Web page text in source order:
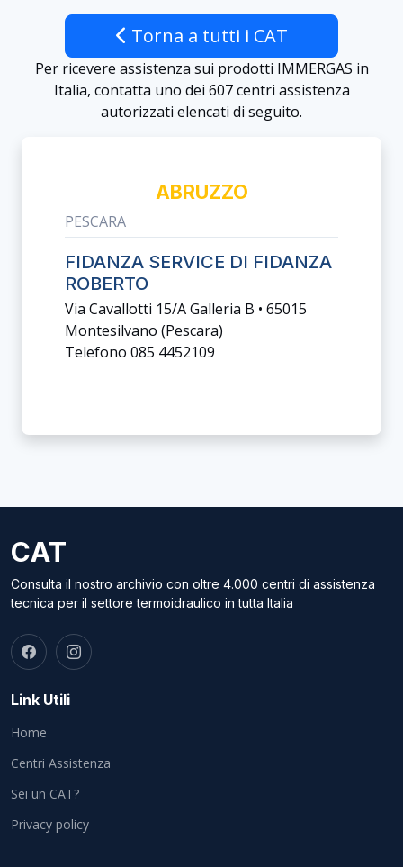
Torna a tutti i CAT
Per ricevere assistenza sui prodotti IMMERGAS in
Italia, contatta uno dei 607 centri assistenza
autorizzati elencati di seguito.
ABRUZZO
PESCARA
FIDANZA SERVICE DI FIDANZA
ROBERTO
Via Cavallotti 15/a Galleria B • 65015
Montesilvano (pescara)
Telefono 085 4452109
CAT
Consulta il nostro archivio con oltre 4.000 centri di assistenza
tecnica per il settore termoidraulico in tutta Italia
Link Utili
Home
Centri Assistenza
Sei un CAT?
Privacy policy